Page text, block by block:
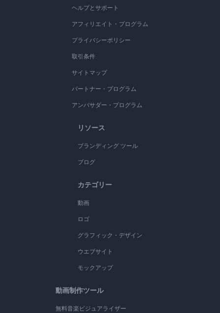
ヘルプとサポート
アフィリエイト・プログラム
プライバシーポリシー
取引条件
サイトマップ
パートナー・プログラム
アンバサダー・プログラム
リソース
ブランディング ツール
ブログ
カテゴリー
動画
ロゴ
グラフィック・デザイン
ウエブサイト
モックアップ
動画制作ツール
無料音楽ビジュアライザー